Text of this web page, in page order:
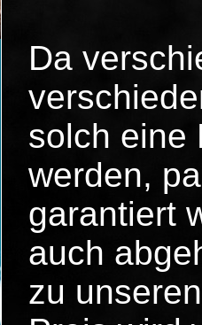
Da
solch eine
werden,
garantiert
auch
zu